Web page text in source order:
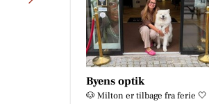
Byens optik
🐶 Milton er tilbage fra ferie 🤍